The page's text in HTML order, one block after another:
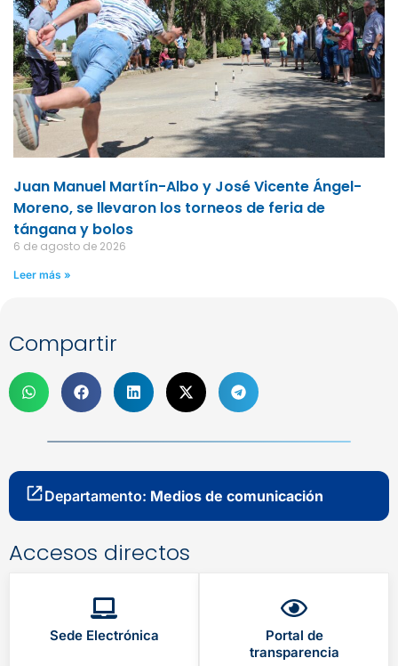
Juan Manuel Martín-Albo y José Vicente Ángel-
Moreno, se llevaron los torneos de feria de
tángana y bolos
6 de agosto de 2026
Leer más »
Compartir
Departamento: Medios de comunicación
Accesos directos
Sede Electrónica
Portal de
transparencia